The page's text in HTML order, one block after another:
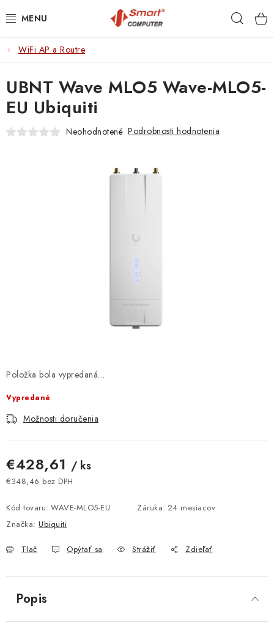
na
NOTEBOOKY
MOBILNÉ ZARIADENIA
PC A KOMPONENTY
: OBĽÚBENÉ PRODUKTY
: TOP PRODUKTY
ZNAČKY
Moja objednávka
WiFi AP a Routre
Položka bola vypredaná…
Vypredané
Možnosti doručenia
€428,61 / ks
€348,46 bez DPH
Kód tovaru: WAVE-MLO5-EU Záruka: 24 mesiacov
Značka: Ubiquiti
Tlač Opýtať sa Strážiť Zdieľať
UBNT Wave MLO5 Wave-MLO5-
EU Ubiquiti
Neohodnotené Podrobnosti hodnotenia
Popis